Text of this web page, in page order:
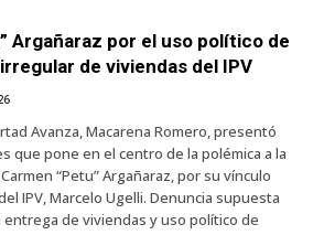
Argañaraz por el uso político de
de viviendas del IPV
Avanza, Macarena Romero, presentó
que pone en el centro de la polémica a la
“Petu” Argañaraz, por su vínculo
IPV, Marcelo Ugelli. Denuncia supuesta
entrega de viviendas y uso político de